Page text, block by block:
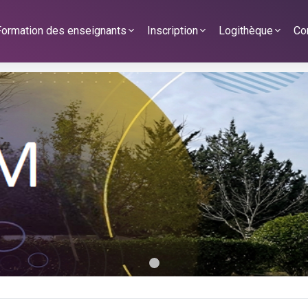
des enseignants Inscription Logithèque